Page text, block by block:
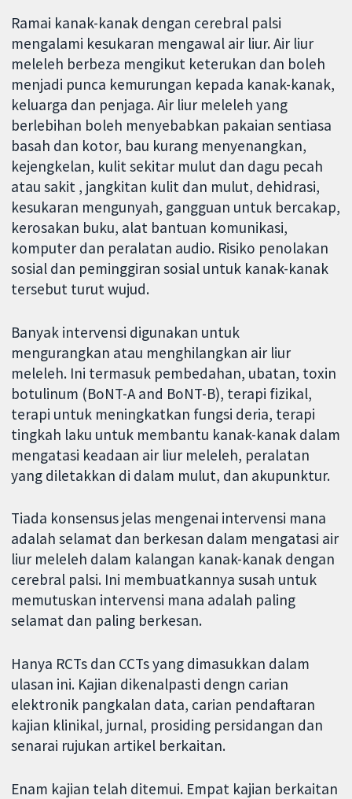
Ramai kanak-kanak dengan cerebral palsi
mengalami kesukaran mengawal air liur. Air liur
meleleh berbeza mengikut keterukan dan boleh
menjadi punca kemurungan kepada kanak-kanak,
keluarga dan penjaga. Air liur meleleh yang
berlebihan boleh menyebabkan pakaian sentiasa
basah dan kotor, bau kurang menyenangkan,
kejengkelan, kulit sekitar mulut dan dagu pecah
atau sakit , jangkitan kulit dan mulut, dehidrasi,
kesukaran mengunyah, gangguan untuk bercakap,
kerosakan buku, alat bantuan komunikasi,
komputer dan peralatan audio. Risiko penolakan
sosial dan peminggiran sosial untuk kanak-kanak
tersebut turut wujud.
Banyak intervensi digunakan untuk
mengurangkan atau menghilangkan air liur
meleleh. Ini termasuk pembedahan, ubatan, toxin
botulinum (BoNT-A and BoNT-B), terapi fizikal,
terapi untuk meningkatkan fungsi deria, terapi
tingkah laku untuk membantu kanak-kanak dalam
mengatasi keadaan air liur meleleh, peralatan
yang diletakkan di dalam mulut, dan akupunktur.
Tiada konsensus jelas mengenai intervensi mana
adalah selamat dan berkesan dalam mengatasi air
liur meleleh dalam kalangan kanak-kanak dengan
cerebral palsi. Ini membuatkannya susah untuk
memutuskan intervensi mana adalah paling
selamat dan paling berkesan.
Hanya RCTs dan CCTs yang dimasukkan dalam
ulasan ini. Kajian dikenalpasti dengn carian
elektronik pangkalan data, carian pendaftaran
kajian klinikal, jurnal, prosiding persidangan dan
senarai rujukan artikel berkaitan.
Enam kajian telah ditemui. Empat kajian berkaitan